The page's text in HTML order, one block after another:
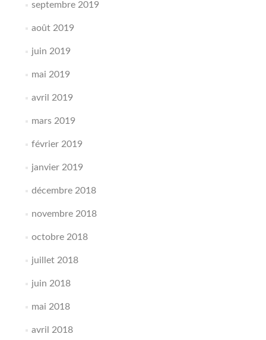
septembre 2019
août 2019
juin 2019
mai 2019
avril 2019
mars 2019
février 2019
janvier 2019
décembre 2018
novembre 2018
octobre 2018
juillet 2018
juin 2018
mai 2018
avril 2018